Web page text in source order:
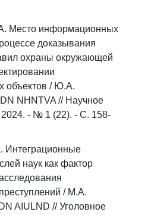
Место информационных
доказывания
охраны окружающей
объектов / Ю.А.
NHNTVA // Научное
2024. - № 1 (22). - С. 158-
Интеграционные
наук как фактор
/ М.А.
AIULND // Уголовное